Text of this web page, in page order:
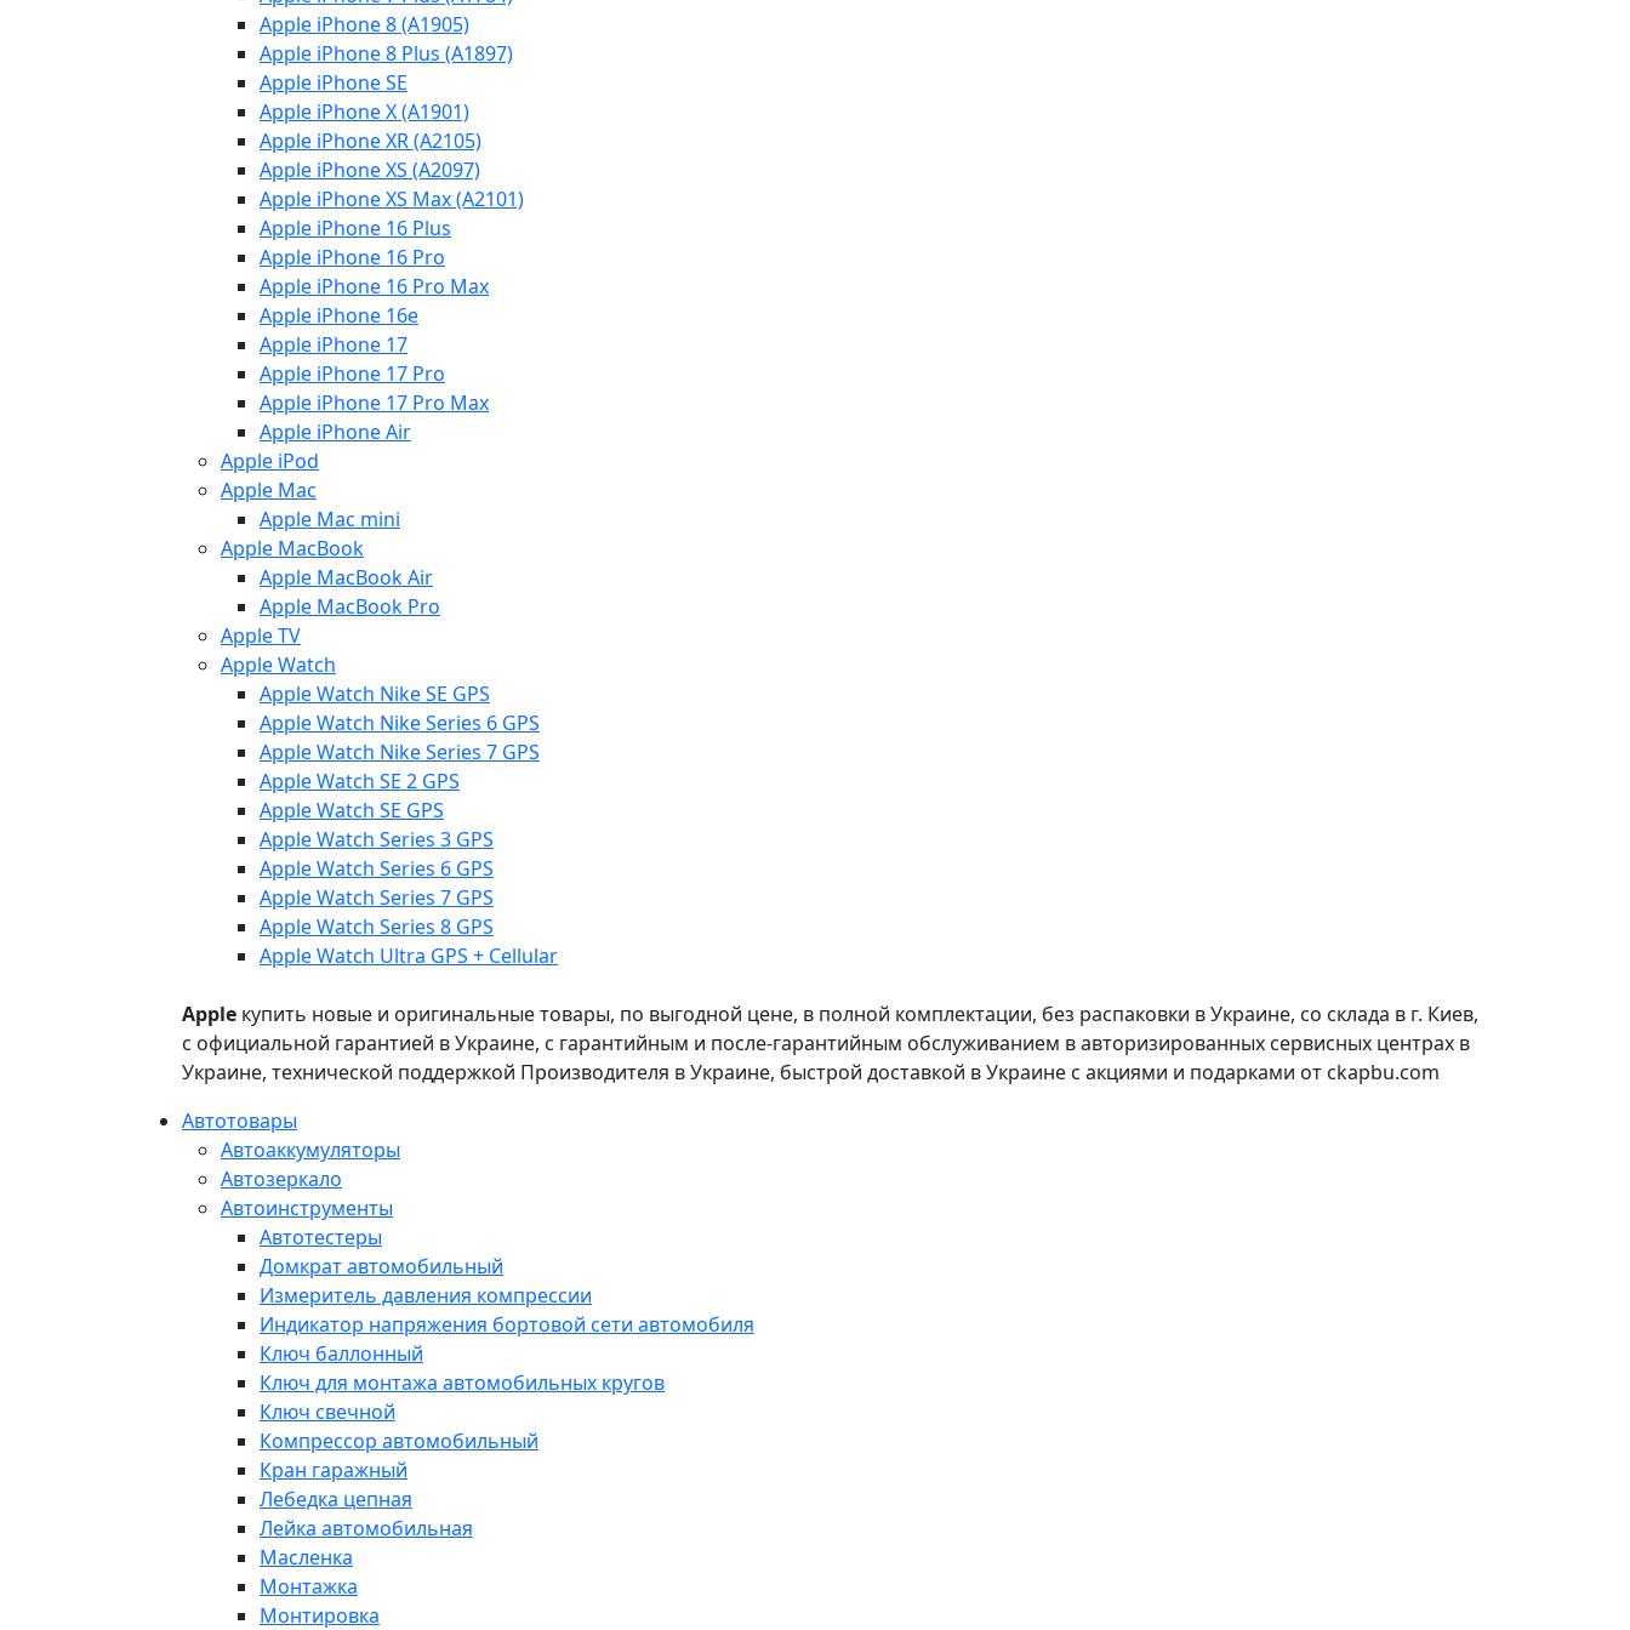
Apple iPhone 8 (A1905)
Apple iPhone 8 Plus (A1897)
Apple iPhone SE
Apple iPhone X (A1901)
Apple iPhone XR (A2105)
Apple iPhone XS (A2097)
Apple iPhone XS Max (A2101)
Apple iPhone 16 Plus
Apple iPhone 16 Pro
Apple iPhone 16 Pro Max
Apple iPhone 16e
Apple iPhone 17
Apple iPhone 17 Pro
Apple iPhone 17 Pro Max
Apple iPhone Air
Apple iPod
Apple Mac
Apple Mac mini
Apple MacBook
Apple MacBook Air
Apple MacBook Pro
Apple TV
Apple Watch
Apple Watch Nike SE GPS
Apple Watch Nike Series 6 GPS
Apple Watch Nike Series 7 GPS
Apple Watch SE 2 GPS
Apple Watch SE GPS
Apple Watch Series 3 GPS
Apple Watch Series 6 GPS
Apple Watch Series 7 GPS
Apple Watch Series 8 GPS
Apple Watch Ultra GPS + Cellular
Apple купить новые и оригинальные товары, по выгодной цене, в полной комплектации, без распаковки в Украине, со склада в г. Киев,
с официальной гарантией в Украине, с гарантийным и после-гарантийным обслуживанием в авторизированных сервисных центрах в
Украине, технической поддержкой Производителя в Украине, быстрой доставкой в Украине с акциями и подарками от ckapbu.com
Автотовары
Автоаккумуляторы
Автозеркало
Автоинструменты
Автотестеры
Домкрат автомобильный
Измеритель давления компрессии
Индикатор напряжения бортовой сети автомобиля
Ключ баллонный
Ключ для монтажа автомобильных кругов
Ключ свечной
Компрессор автомобильный
Кран гаражный
Лебедка цепная
Лейка автомобильная
Масленка
Монтажка
Монтировка